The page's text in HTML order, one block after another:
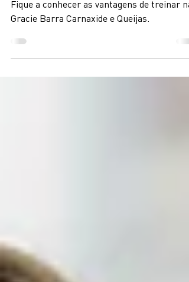
Damos-lhe 10 razões para se
juntar a nós!
Fique a conhecer as vantagens de treinar na
Gracie Barra Carnaxide e Queijas.